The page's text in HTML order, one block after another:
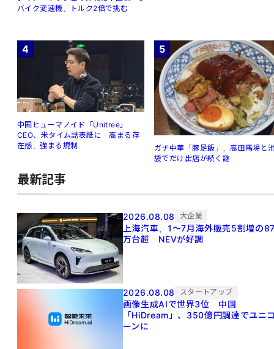
バイク変速機、トルク2倍で挑む
4
中国ヒューマノイド「Unitree」
CEO、米タイム誌表紙に 高まる存
在感、強まる規制
5
ガチ中華「豚足飯」、高田馬場と
袋でだけ出店が続く謎
最新記事
2026.08.08 大企業
上海汽車、1～7月海外販売5割増の
万台超 NEVが好調
2026.08.08 スタートアップ
画像生成AIで世界3位 中国
「HiDream」、350億円調達でユニ
ーンに